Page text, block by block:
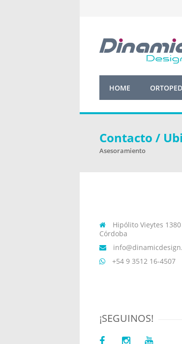
HOME
Contacto /
Asesoramiento
Hipólito Vieytes
Córdoba
+54 9 3512 16-4507
¡SEGUINOS!